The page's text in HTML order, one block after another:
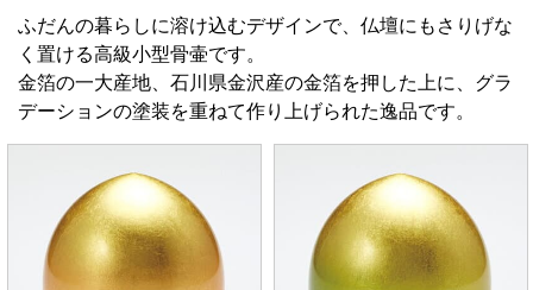
ふだんの暮らしに溶け込むデザインで、仏壇にもさりげな
く置ける高級小型骨壷です。
金箔の一大産地、石川県金沢産の金箔を押した上に、グラ
デーションの塗装を重ねて作り上げられた逸品です。